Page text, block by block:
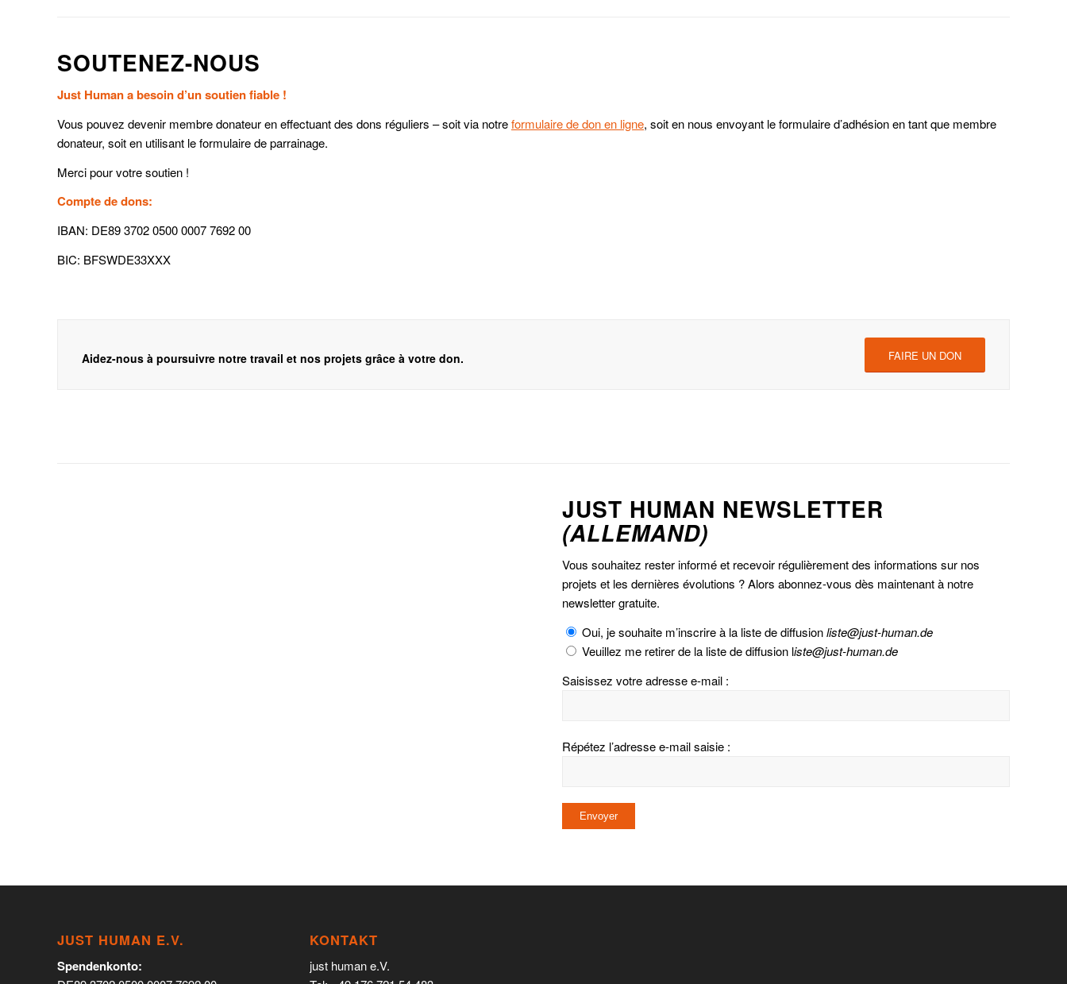
SOUTENEZ-NOUS
Just Human a besoin d’un soutien fiable !
Vous pouvez devenir membre donateur en effectuant des dons réguliers – soit via notreformulaire de don en ligne, soit en nous envoyant le formulaire d’adhésion en tant que membre
donateur, soit en utilisant le formulaire de parrainage.
Merci pour votre soutien !
Compte de dons:
IBAN: DE89 3702 0500 0007 7692 00
BIC: BFSWDE33XXX
Aidez-nous à poursuivre notre travail et nos projets grâce à votre don. FAIRE UN DON
JUST HUMAN NEWSLETTER
(ALLEMAND)
Vous souhaitez rester informé et recevoir régulièrement des informations sur nos
projets et les dernières évolutions ? Alors abonnez-vous dès maintenant à notre
newsletter gratuite.
Oui, je souhaite m’inscrire à la liste de diffusionliste@just-human.de
Veuillez me retirer de la liste de diffusion liste@just-human.de
Saisissez votre adresse e-mail :
Répétez l’adresse e-mail saisie :
JUST HUMAN E.V.
Spendenkonto:
KONTAKT
just human e.V.